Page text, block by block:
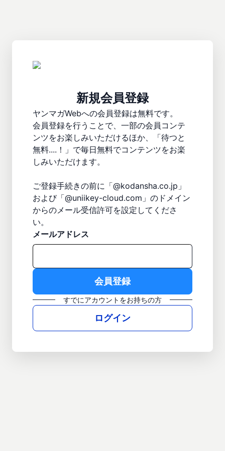
新規会員登録
ヤンマガWebへの会員登録は無料です。
会員登録を行うことで、一部の会員コンテ
ンツをお楽しみいただけるほか、「待つと
無料....！」で毎日無料でコンテンツをお楽
しみいただけます。
ご登録手続きの前に「@kodansha.co.jp」
および「@uniikey-cloud.com」のドメイン
からのメール受信許可を設定してくださ
い。
メールアドレス
すでにアカウントをお持ちの方